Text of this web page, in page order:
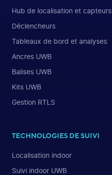
Hub de localisation et capteurs
Déclencheurs
Tableaux de bord et analyses
Ancres UWB
Balises UWB
Kits UWB
Gestion RTLS
TECHNOLOGIES DE SUIVI
Localisation indoor
Suivi indoor UWB